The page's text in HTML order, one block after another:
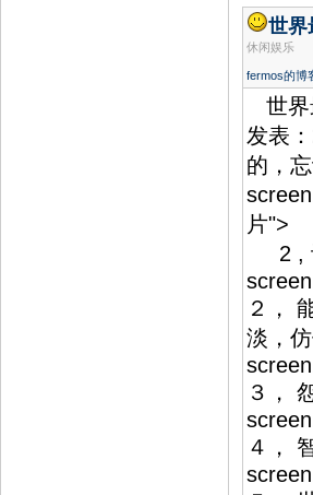
世界
休闲娱乐
fermos的博
世界
发表
的，
片">
2 ,
２，
淡，
３，
４，